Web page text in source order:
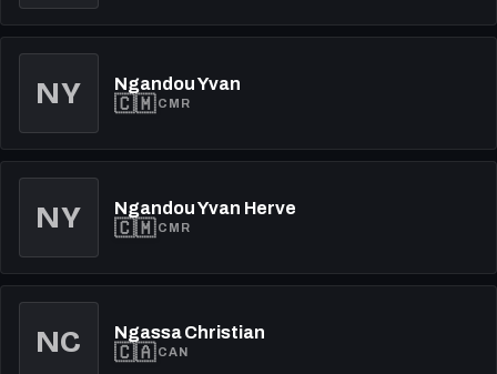
NY Ngandou Yvan
🇨🇲CMR
NY Ngandou Yvan Herve
🇨🇲CMR
NC Ngassa Christian
🇨🇦CAN